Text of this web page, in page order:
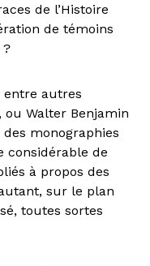
de l’Histoire
de témoins
?
entre autres
ou Walter Benjamin‌
des monographies
considérable de
à propos des
sur le plan
toutes sortes